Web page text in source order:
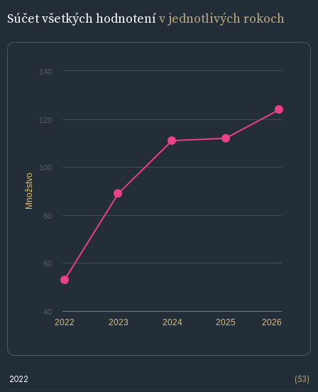
Súčet všetkých hodnotenív jednotlivých rokoch
Množstvo
2022 2024 2026
2023 2025
40
60
80
100
120
140
2022
(53)